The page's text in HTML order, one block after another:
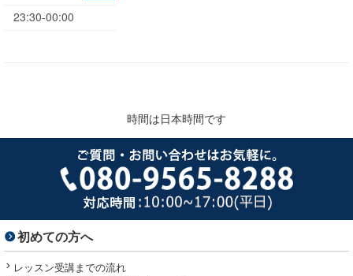
23:30-00:00
時間は日本時間です
初めての方へ
レッスン受講までの流れ